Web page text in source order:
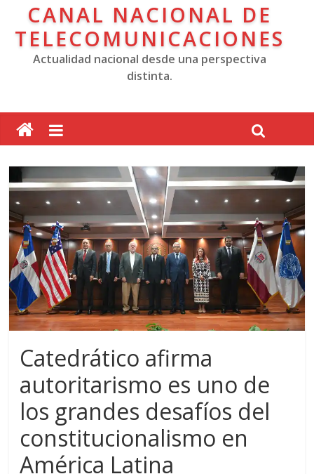
CANAL NACIONAL DE
TELECOMUNICACIONES
Actualidad nacional desde una perspectiva
distinta.
Catedrático afirma
autoritarismo es uno de
los grandes desafíos del
constitucionalismo en
América Latina